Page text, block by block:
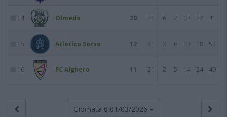
14 Olmedo 20 21 6 2 13 22 41
15 Atletico Sorso 12 21 2 6 13 18 53
16 FC Alghero 11 21 2 5 14 24 49
Giornata 6 01/03/2026